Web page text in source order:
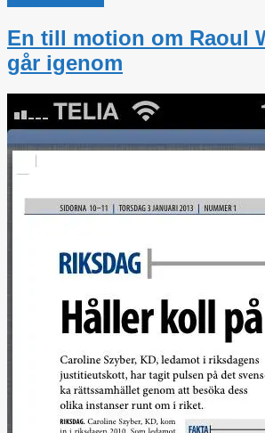
En till motion om Raoul
går igenom